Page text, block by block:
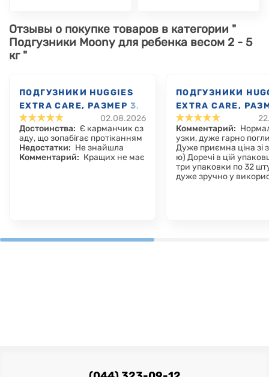
Отзывы о покупке товаров в категории "
Подгузники Moony для ребенка весом 2 - 5
кг "
ПОДГУЗНИКИ HUGGIES
EXTRA CARE, РАЗМЕР 3,
6-10 КГ, 40 ШТ.
02.08.2026
Достоинства: Є карманчик сз
аду, що зопабігає протіканням
Недостатки: Не знайшла
Комментарий: Кращих не має
ПОДГУЗНИКИ
EXTRA CARE,
6-10 КГ, 96 ШТ.
Комментарий:
узки, дуже гарно
Дуже приємна ціна зі
ю) Доречі в цій
три упаковки по 32
дуже зручно у